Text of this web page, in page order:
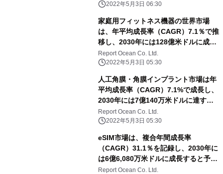
2022年5月3日 06:30
家庭用フィットネス機器の世界市場
は、年平均成長率（CAGR）7.1％で推
移し、2030年には128億米ドルに成長
すると予測
Report Ocean Co. Ltd.
2022年5月3日 05:30
人工角膜・角膜インプラント市場は年
平均成長率（CAGR）7.1%で成長し、
2030年には7億140万米ドルに達する
と予測される
Report Ocean Co. Ltd.
2022年5月3日 05:30
eSIM市場は、複合年間成長率
（CAGR）31.1％を記録し、2030年に
は6億6,080万米ドルに成長すると予測
される
Report Ocean Co. Ltd.